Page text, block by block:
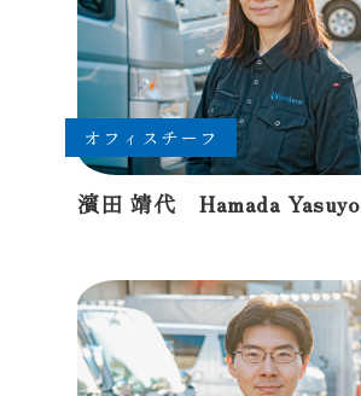
オフィスチーフ
濱田 靖代 Hamada Yasuyo